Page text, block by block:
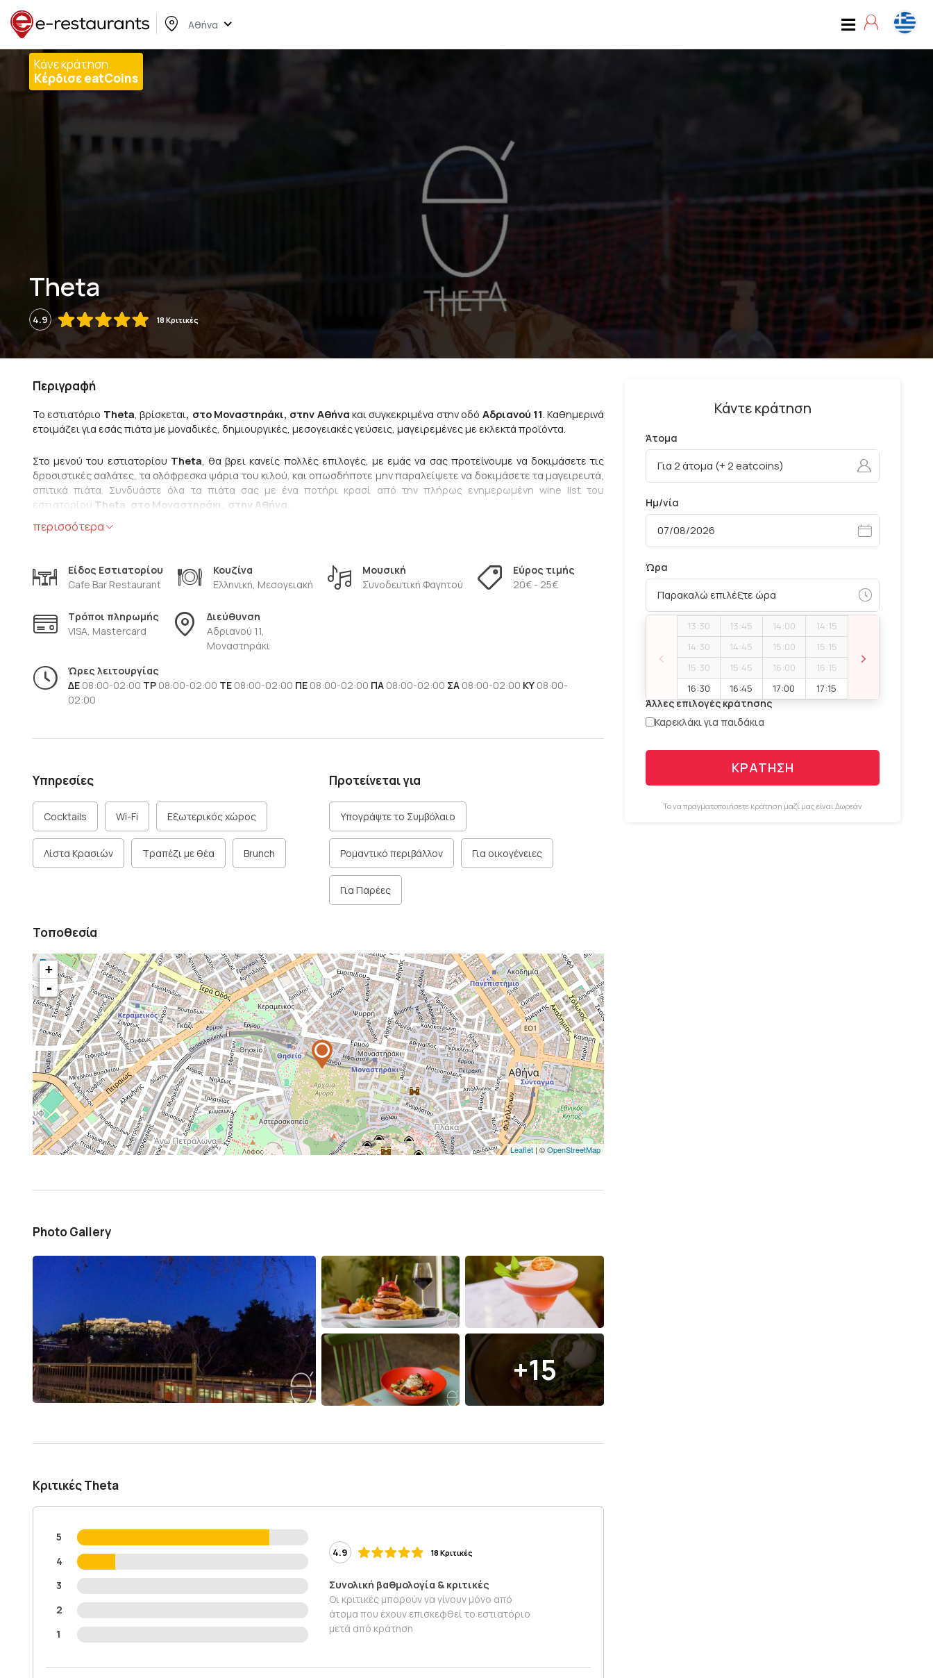
Αθήνα
Κάνε κράτηση
Κέρδισε eatCoins
Theta
4.9 18 Κριτικές
Περιγραφή
Το εστιατόριο Theta, βρίσκεται, στο Μοναστηράκι, στην Αθήνα και συγκεκριμένα στην οδό Αδριανού 11. Καθημερινά
ετοιμάζει για εσάς πιάτα με μοναδικές, δημιουργικές, μεσογειακές γεύσεις, μαγειρεμένες με εκλεκτά προϊόντα.
Στο μενού του εστιατορίου Theta, θα βρει κανείς πολλές επιλογές, με εμάς να σας προτείνουμε να δοκιμάσετε τις
δροσιστικές σαλάτες, τα ολόφρεσκα ψάρια του κιλού, και οπωσδήποτε μην παραλείψετε να δοκιμάσετε τα μαγειρευτά,
σπιτικά πιάτα. Συνδυάστε όλα τα πιάτα σας με ένα ποτήρι κρασί από την πλήρως ενημερωμένη wine list του
εστιατορίου Theta στο Μοναστηράκι, στην Αθήνα.
Τέλος, πέραν των μοναδικών γευστικών εμπειριών, αυτό που κάνει το εστιατόριο
προσωπικό του, κάνοντάς το την πρώτη και μοναδική σας επιλογή για όποτε και να βρεθείτε
στο Μοναστηράκι, στην
Αθήνα.
περισσότερα
Είδος Εστιατορίου
Cafe Bar Restaurant
Κουζίνα
Ελληνική, Μεσογειακή
Μουσική
Συνοδευτική Φαγητού
Εύρος τιμής
20€ - 25€
Τρόποι πληρωμής
VISA, Mastercard
Διεύθυνση
Αδριανού 11,
Μοναστηράκι
Ώρες λειτουργίας
ΔΕ 08:00-02:00 ΤΡ 08:00-02:00 ΤΕ 08:00-02:00 ΠΕ 08:00-02:00 ΠΑ 08:00-02:00 ΣΑ 08:00-02:00 ΚΥ 08:00-
02:00
Υπηρεσίες
Cocktails Wi-Fi Εξωτερικός χώρος
Λίστα Κρασιών Τραπέζι με θέα Brunch
Προτείνεται για
Υπογράψτε το Συμβόλαιο
Ρομαντικό περιβάλλον Για οικογένειες
Για Παρέες
Τοποθεσία
+
-
Leaflet | ©OpenStreetMap
Photo Gallery
+15
Κριτικές Theta
5
4
3
2
1
4.9 18 Κριτικές
Συνολική βαθμολογία & κριτικές
Οι κριτικές μπορούν να γίνουν μόνο από
άτομα που έχουν επισκεφθεί το εστιατόριο
μετά από κράτηση
Κάντε κράτηση
Άτομα
Ημ/νία
Ώρα
Παρακαλώ επιλέξτε ώρα
‹
13:30 13:45 14:00
14:15
14:30
14:45 15:00
15:15
15:30
15:45 16:00
16:15
16:30
16:45 17:00 17:15
›
Χώρος για κράτηση
Άλλες επιλογές κράτησης
Καρεκλάκι για παιδάκια
ΚΡΑΤΗΣΗ
Το να πραγματοποιήσετε κράτηση μαζί μας είναι Δωρεάν